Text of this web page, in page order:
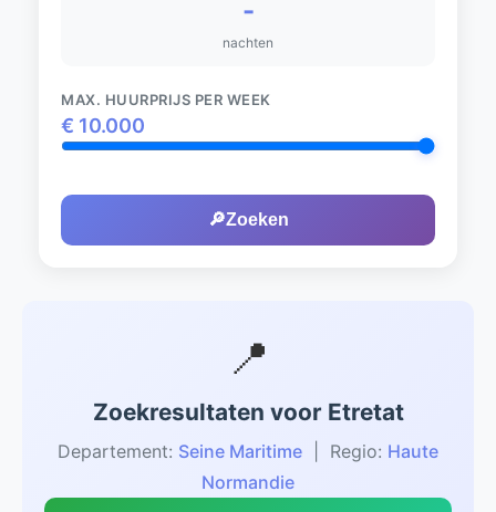
-
nachten
MAX. HUURPRIJS PER WEEK
€ 10.000
🔎Zoeken
📍
Zoekresultaten voor Etretat
Departement: Seine Maritime | Regio: Haute
Normandie